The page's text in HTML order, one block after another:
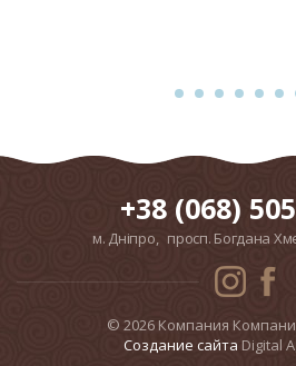
+38 (068)
м. Дніпро, просп. Богдана
© 2026 Компания
Cоздание сайта Digital